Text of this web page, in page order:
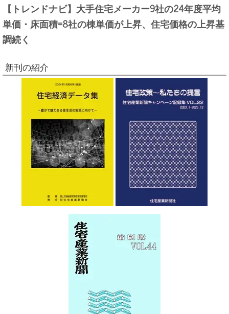
【トレンドナビ】大手住宅メーカー9社の24年度平均
単価・床面積=8社の棟単価が上昇、住宅価格の上昇基
調続く
新刊の紹介